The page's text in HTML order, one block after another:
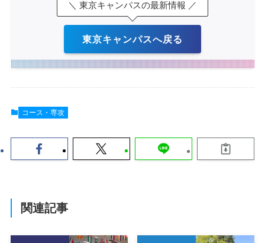
＼ 東京キャンパスの最新情報 ／
東京キャンパスへ戻る
コース・専攻
関連記事